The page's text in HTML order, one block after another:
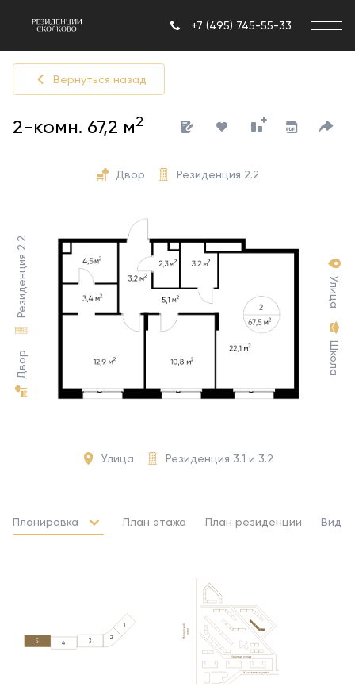
+7 (495) 745-55-33
Вернуться назад
2-комн. 67,2 м2
Двор
Резиденция 2.2 Улица
Школа
Улица Резиденция 3.1 и 3.2
Двор Резиденция 2.2
Планировка План этажа План резиденции Вид